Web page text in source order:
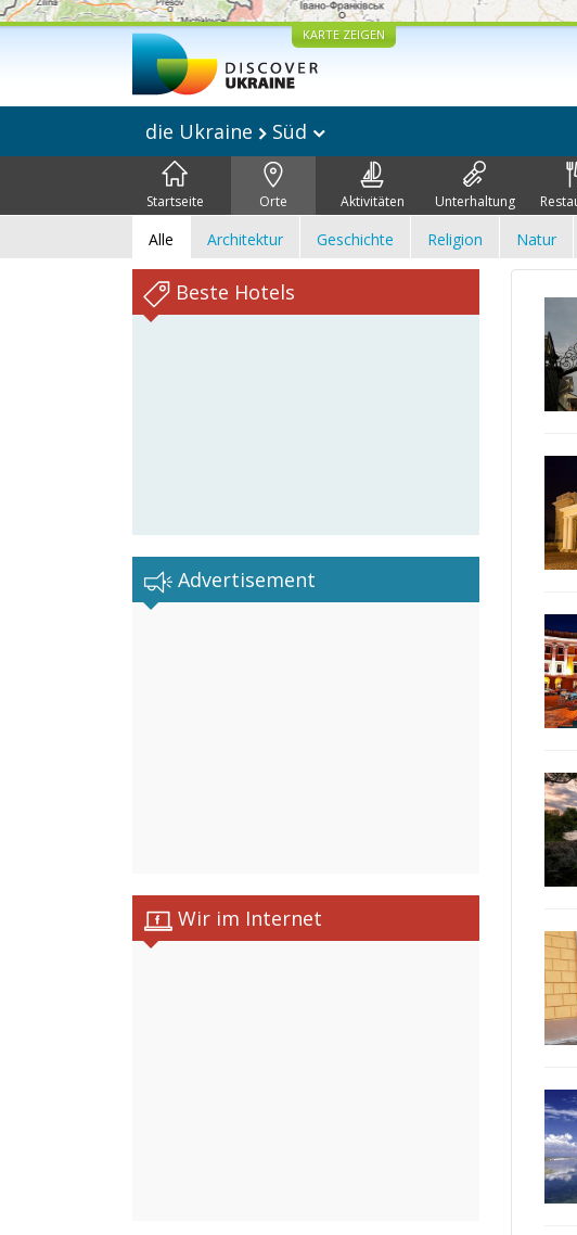
KARTE ZEIGEN
die Ukraine Süd
Startseite Orte Aktivitäten Unterhaltung
Alle Architektur Geschichte Religion Natur
Beste Hotels
Advertisement
Wir im Internet